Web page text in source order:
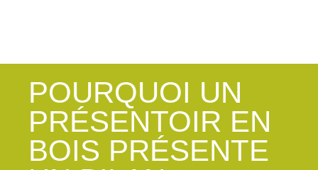
POURQUOI UN
PRÉSENTOIR EN
BOIS PRÉSENTE